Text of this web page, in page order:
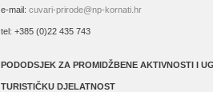
e-mail: cuvari-prirode@np-kornati.hr
tel: +385 (0)22 435 743
PODODSJEK ZA PROMIDŽBENE AKTIVNOSTI I
TURISTIČKU DJELATNOST